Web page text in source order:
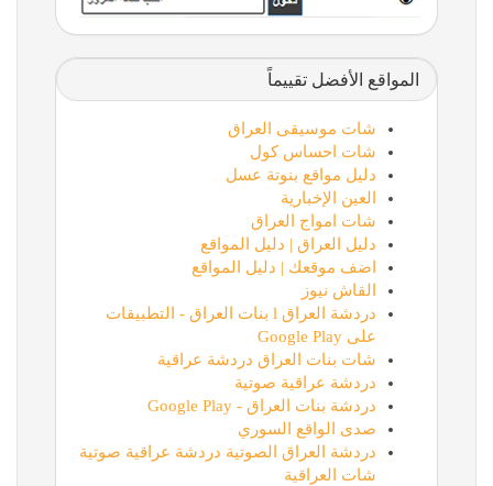
المواقع الأفضل تقييماً
شات موسيقى العراق
شات احساس كول
دليل مواقع بنوتة عسل
العين الإخبارية
شات امواج العراق
دليل العراق | دليل المواقع
اضف موقعك | دليل المواقع
القاش نيوز
دردشة العراق l بنات العراق - التطبيقات
على Google Play
شات بنات العراق دردشة عراقية
دردشة عراقية صوتية
دردشة بنات العراق - Google Play
صدى الواقع السوري
دردشة العراق الصوتية دردشة عراقية صوتية
شات العراقية